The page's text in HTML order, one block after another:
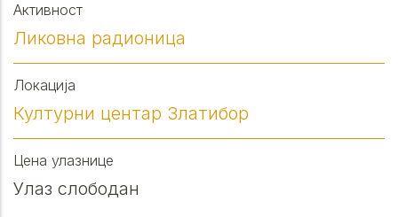
Активност
Ликовна радионица
Локација
Културни центар Златибор
Цена улазнице
Улаз слободан